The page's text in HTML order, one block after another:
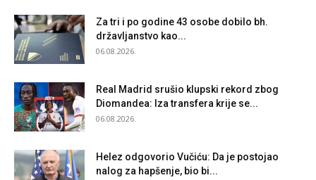
Za tri i po godine 43 osobe dobilo bh.
državljanstvo kao...
06.08.2026.
Real Madrid srušio klupski rekord zbog
Diomandea: Iza transfera krije se...
06.08.2026.
Helez odgovorio Vučiću: Da je postojao
nalog za hapšenje, bio bi...